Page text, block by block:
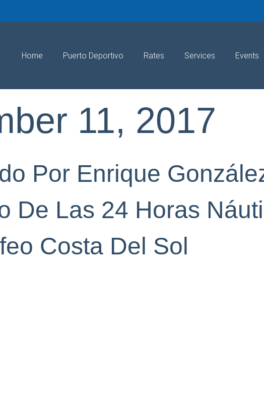
Home Puerto Deportivo Rates Services Events
11, 2017
Por Enrique
De Las 24 Horas
Costa Del Sol